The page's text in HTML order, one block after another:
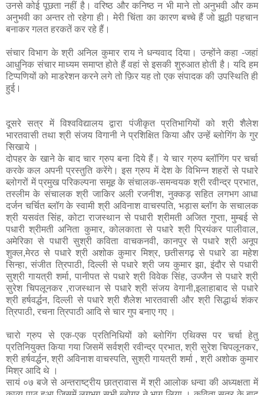
उनसे कोई पूछता नहीं है। वरिष्ठ और कनिष्ठ न भी माने तो अनुभवी और कम
अनुभवी का अन्तर तो रहेगा ही। मेरी चिंता का कारण बच्चे हैं जो झूठी पहचान
बनाकर गलत हरकतें कर रहे हैं।
संचार विभाग के श्री अनिल कुमार राय ने धन्यवाद दिया। उन्होंने कहा -जहां
आधुनिक संचार माध्यम समाप्त होते हैं वहां से इसकी शुरुआत होती है। यदि हम
टिप्पणियों को माडरेशन करने लगे तो फ़िर यह तो एक संपादक की उपस्थिति ही
हुई।
दूसरे सत्र में विश्वविद्यालय द्वारा पंजीकृत प्रतिभागियों को श्री शैलेश
भारतवासी तथा श्री संजय विगानी ने प्रशिक्षित किया और उन्हें ब्लोगिंग के गुर
सिखाये ।
दोपहर के खाने के बाद चार ग्रुप बना दिये हैं। ये चार ग्रुप ब्लॉगिंग पर चर्चा
करके कल अपनी प्रस्तुति करेंगे। इस ग्रुप मेंदेश के विभिन्न शहरों से पधारे
ब्लोगरों में प्रमुख परिकल्पना समूह के संचालक-समन्वयक श्री रवीन्द्र प्रभात,
तस्लीम के संचालक श्री जाकिर अली रजनीश, नुक्कड़ सहित लगभग आधा
दर्जन चर्चित ब्लॉग के स्वामी श्री अविनाश वाचस्पति, भड़ास ब्लॉग के सचालक
श्री यसवंत सिंह, कोटा राजस्थान से पधारी श्रीमती अजित गुप्ता, मुम्बई से
पधारी श्रीमती अनिता कुमार, कोलकाता से पधारे श्री प्रियंकर पालीवाल,
अमेरिका से पधारी सुश्री कविता वाचकनवी, कानपुर से पधारे श्री अनूप
शुक्ल,मेरठ से पधारे श्री अशोक कुमार मिश्र, छतीसगढ़ से पधारे डा महेश
सिन्हा, संजीत त्रिपाठी, दिल्ली से पधारे श्री जय कुमार झा, इंदौर से पधारी
सुश्री गायत्री शर्मा, पानीपत से पधारे श्री विवेक सिंह, उज्जैन से पधारे श्री
सुरेश चिपलूनकर ,राजस्थान से पधारे श्री संजय वेगानी,इलाहाबाद से पधारे
श्री हर्षवर्द्धन, दिल्ली से पधारे श्री शैलेश भारतवासी और श्री सिद्धार्थ शंकर
त्रिपाठी, रचना त्रिपाठी आदि से चार गुप बनाए गए ।
चारो ग्रुप से एक-एक प्रतिनिधियों को ब्लोगिंग एथिक्स पर चर्चा हेतु
प्रतिनियुक्त किया गया जिसमें सर्वश्री रवीन्द्र प्रभात, श्री सुरेश चिपलूनकर,
श्री हर्षवर्द्धन, श्री अविनाश वाचस्पति, सुश्री गायत्री शर्मा , श्री अशोक कुमार
मिश्र आदि थे ।
सायं ०७ बजे से अन्तराष्ट्रीय छात्रावास में श्री आलोक धन्वा की अध्यक्षता में